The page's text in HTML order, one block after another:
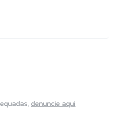
denuncie aqui